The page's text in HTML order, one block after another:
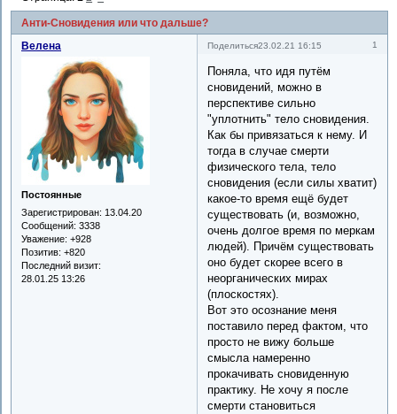
Анти-Сновидения или что дальше?
Поделиться 1
23.02.21 16:15
Велена
Постоянные
Зарегистрирован: 13.04.20
Сообщений: 3338
Уважение: +928
Позитив: +820
Последний визит:
28.01.25 13:26
Поняла, что идя путём
сновидений, можно в
перспективе сильно
"уплотнить" тело сновидения.
Как бы привязаться к нему. И
тогда в случае смерти
физического тела, тело
сновидения (если силы хватит)
какое-то время ещё будет
существовать (и, возможно,
очень долгое время по меркам
людей). Причём существовать
оно будет скорее всего в
неорганических мирах
(плоскостях).
Вот это осознание меня
поставило перед фактом, что
просто не вижу больше
смысла намеренно
прокачивать сновиденную
практику. Не хочу я после
смерти становиться